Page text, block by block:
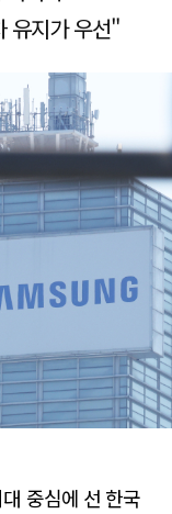
유지가 우선"
중심에 선 한국